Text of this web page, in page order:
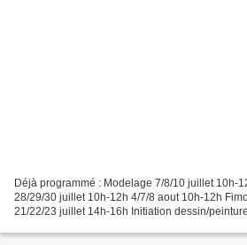
Déjà programmé : Modelage 7/8/10 juillet 10h-
28/29/30 juillet 10h-12h 4/7/8 aout 10h-12h
21/22/23 juillet 14h-16h Initiation dessin/